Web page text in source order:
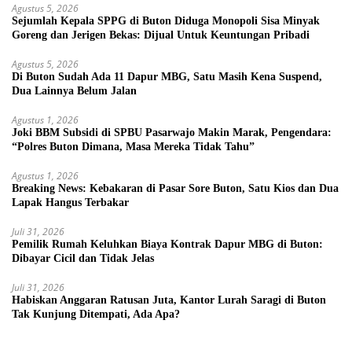
Agustus 5, 2026
Sejumlah Kepala SPPG di Buton Diduga Monopoli Sisa Minyak
Goreng dan Jerigen Bekas: Dijual Untuk Keuntungan Pribadi
Agustus 5, 2026
Di Buton Sudah Ada 11 Dapur MBG, Satu Masih Kena Suspend,
Dua Lainnya Belum Jalan
Agustus 1, 2026
Joki BBM Subsidi di SPBU Pasarwajo Makin Marak, Pengendara:
“Polres Buton Dimana, Masa Mereka Tidak Tahu”
Agustus 1, 2026
Breaking News: Kebakaran di Pasar Sore Buton, Satu Kios dan Dua
Lapak Hangus Terbakar
Juli 31, 2026
Pemilik Rumah Keluhkan Biaya Kontrak Dapur MBG di Buton:
Dibayar Cicil dan Tidak Jelas
Juli 31, 2026
Habiskan Anggaran Ratusan Juta, Kantor Lurah Saragi di Buton
Tak Kunjung Ditempati, Ada Apa?